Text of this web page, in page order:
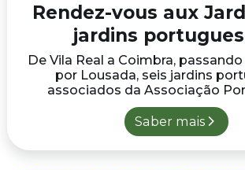
Rendez-vous aux
jardins
De Vila Real a Coimbra,
por Lousada, seis jardins
associados da Associação
Saber mais